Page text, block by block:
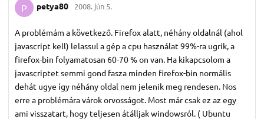
P petya80 2008. jún 5.
A problémám a következő. Firefox alatt, néhány oldalnál (ahol
javascript kell) lelassul a gép a cpu használat 99%-ra ugrik, a
firefox-bin folyamatosan 60-70 % on van. Ha kikapcsolom a
javascriptet semmi gond fasza minden firefox-bin normális
dehát ugye így néhány oldal nem jelenik meg rendesen. Nos
erre a problémára várok orvosságot. Most már csak ez az egy
ami visszatart, hogy teljesen átálljak windowsról. ( Ubuntu